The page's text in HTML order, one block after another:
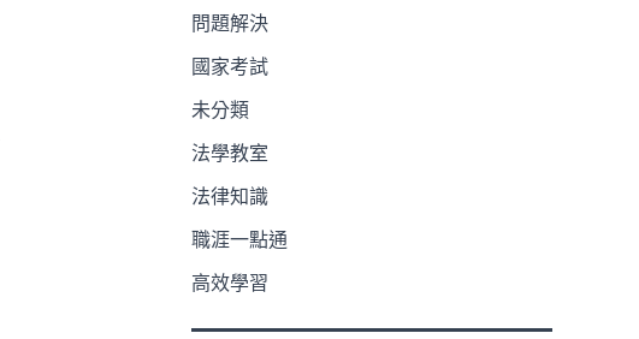
問題解決
國家考試
未分類
法學教室
法律知識
職涯一點通
高效學習